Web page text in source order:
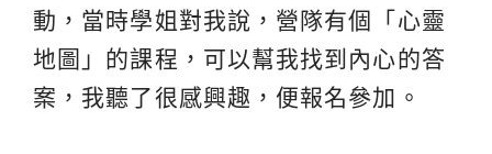
動，當時學姐對我說，營隊有個「心靈
地圖」的課程，可以幫我找到內心的答
案，我聽了很感興趣，便報名參加。